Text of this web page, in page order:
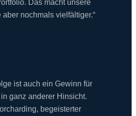
Das macht unsere
aber nochmals vielfältiger.“
ist auch ein Gewinn für
ganz anderer Hinsicht.
begeisterter